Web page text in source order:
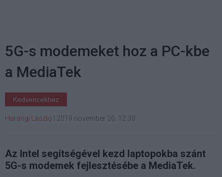
5G-s modemeket hoz a PC-kbe
a MediaTek
Kedvencekhez
Harangi László 2019 november 26. 12:30
Az Intel segítségével kezd laptopokba szánt
5G-s modemek fejlesztésébe a MediaTek.